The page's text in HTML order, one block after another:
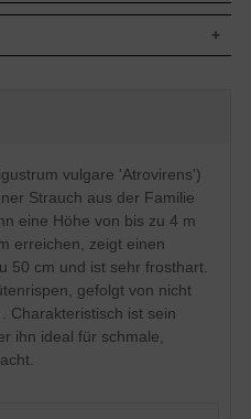
Beeren; nicht zum
Juni
anspruchslos,
Böden
Solitärelement, Topf- und
Wind und
ungeschützt, daher
/ mit wenig Laub möglich
nötig
vulgare 'Atrovirens')
Strauch aus der Familie
eine Höhe von bis zu 4 m
erreichen, zeigt einen
50 cm und ist sehr frosthart.
gefolgt von nicht
Charakteristisch ist sein
ihn ideal für schmale,